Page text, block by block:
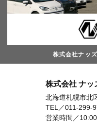
株式会社ナッ
株式会社 ナッ
北海道札幌市北
TEL／011-299-
営業時間／